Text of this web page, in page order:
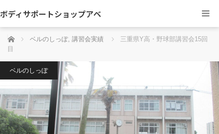
ボディサポートショップアベ
ホーム ベルのしっぽ, 講習会実績
三重県Y高・野球部講習会15回
目
ベルのしっぽ